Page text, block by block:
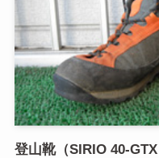
登山靴（SIRIO 40-